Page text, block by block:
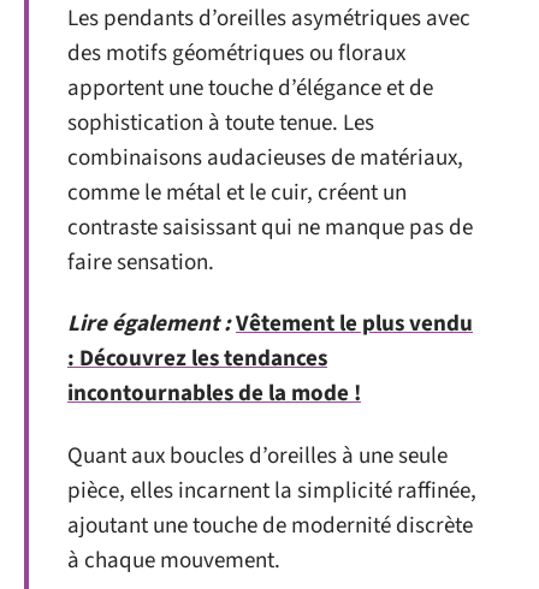
Les pendants d’oreilles asymétriques avec
des motifs géométriques ou floraux
apportent une touche d’élégance et de
sophistication à toute tenue. Les
combinaisons audacieuses de matériaux,
comme le métal et le cuir, créent un
contraste saisissant qui ne manque pas de
faire sensation.
Lire également :Vêtement le plus vendu
: Découvrez les tendances
incontournables de la mode !
Quant aux boucles d’oreilles à une seule
pièce, elles incarnent la simplicité raffinée,
ajoutant une touche de modernité discrète
à chaque mouvement.